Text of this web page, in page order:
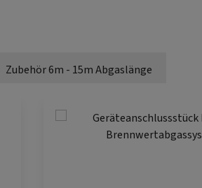
Zubehör 6m - 15m Abgaslänge